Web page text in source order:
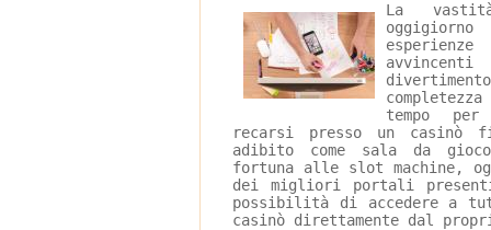
La
tempo
recarsi presso un casinò
adibito come sala da
fortuna alle slot machine,
dei migliori portali
possibilità di accedere a
casinò direttamente dal